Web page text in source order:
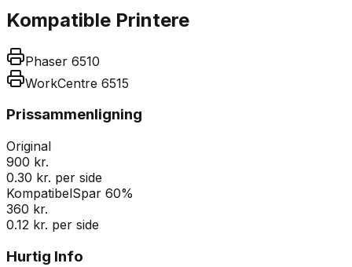
Kompatible Printere
Phaser 6510
WorkCentre 6515
Prissammenligning
Original
900 kr.
0.30 kr. per side
KompatibelSpar 60%
360 kr.
0.12 kr. per side
Hurtig Info